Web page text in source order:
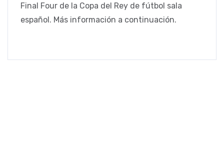
Final Four de la Copa del Rey de fútbol sala
español. Más información a continuación.